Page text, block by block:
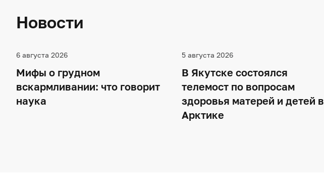
Новости
6 августа 2026
Мифы о грудном
вскармливании: что говорит
наука
5 августа 2026
В Якутске состоялся
телемост по вопросам
здоровья матерей и детей в
Арктике